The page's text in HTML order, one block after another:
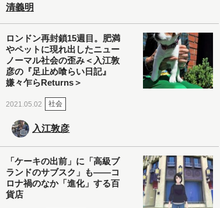
清義明
ロンドン再封鎖15週目。肥満
やペットに現れ出したニュー
ノーマル社会の歪み＜入江敦
彦の『足止め喰らい日記』
嫌々乍らReturns＞
2021.05.02 社会
入江敦彦
「ケーキの出前」に「高級ブ
ランドのサブスク」も――コ
ロナ禍のなか「進化」する百
貨店